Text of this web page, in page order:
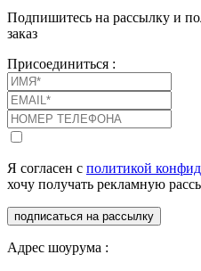
Подпишитесь на рассылку и
заказ
Присоединиться :
Я согласен с политикой
хочу получать рекламную
подписаться на рассылку
Адрес шоурума :